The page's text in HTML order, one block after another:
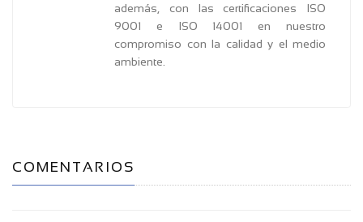
además, con las certificaciones ISO
9001 e ISO 14001 en nuestro
compromiso con la calidad y el medio
ambiente.
COMENTARIOS